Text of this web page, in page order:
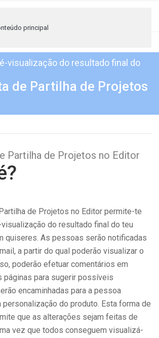
principal
visualização do resultado final do
de Partilha de Projetos
Partilha de Projetos no Editor
de Projetos no Editor permite-te
do resultado final do teu
quiseres. As pessoas serão notificadas
a partir do qual poderão visualizar o
poderão efetuar comentários em
páginas para sugerir possíveis
encaminhadas para a pessoa
do produto. Esta forma de
que as alterações sejam feitas de
vez que todos conseguem visualizá-